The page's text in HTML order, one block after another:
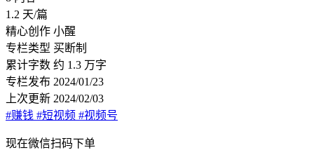
1.2 天/篇
精心创作 小醒
专栏类型 买断制
累计字数 约 1.3 万字
专栏发布 2024/01/23
上次更新 2024/02/03
#赚钱 #短视频 #视频号
现在微信扫码下单